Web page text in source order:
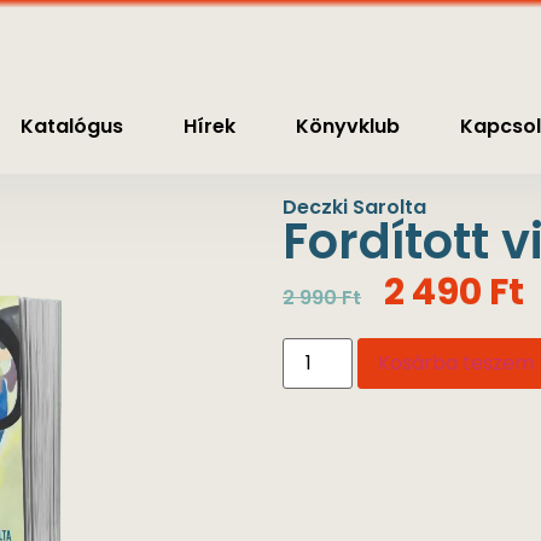
Katalógus Hírek Könyvklub
Deczki Sarolta
Fordított
2 990Ft 2 490 Ft
Kosárba teszem